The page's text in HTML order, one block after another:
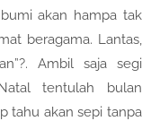
akan hampa tak
beragama. Lantas,
Ambil saja segi
tentulah bulan
tahu akan sepi tanpa